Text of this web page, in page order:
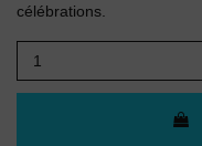
célébrations.